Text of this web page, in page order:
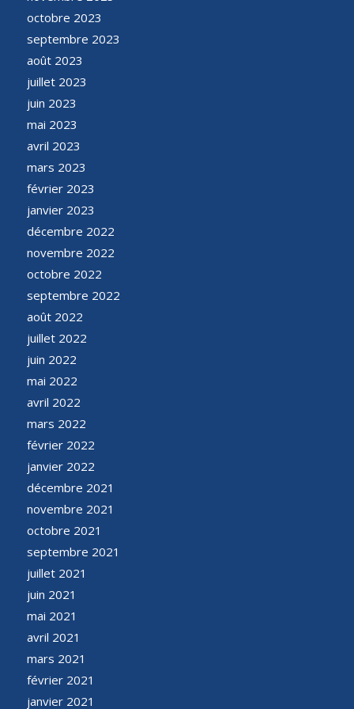
octobre 2023
septembre 2023
août 2023
juillet 2023
juin 2023
mai 2023
avril 2023
mars 2023
février 2023
janvier 2023
décembre 2022
novembre 2022
octobre 2022
septembre 2022
août 2022
juillet 2022
juin 2022
mai 2022
avril 2022
mars 2022
février 2022
janvier 2022
décembre 2021
novembre 2021
octobre 2021
septembre 2021
juillet 2021
juin 2021
mai 2021
avril 2021
mars 2021
février 2021
janvier 2021